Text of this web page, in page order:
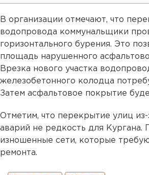
В организации отмечают, что
водопровода коммунальщики
горизонтального бурения. Это
площадь нарушенного
Врезка нового участка
железобетонного колодца
Затем асфальтовое покрытие
Отметим, что перекрытие улиц
аварий не редкость для Кургана.
изношенные сети, которые
ремонта.